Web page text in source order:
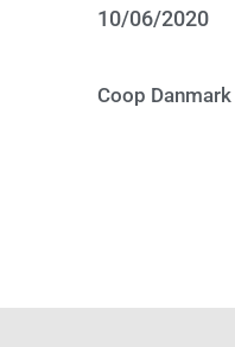
10/06/2020
Coop